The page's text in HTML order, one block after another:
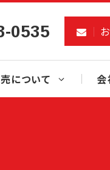
0535
について